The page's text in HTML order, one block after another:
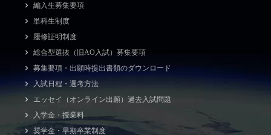
編入生募集要項
単科生制度
履修証明制度
総合型選抜（旧AO入試）募集要項
募集要項・出願時提出書類のダウンロード
入試日程・選考方法
エッセイ（オンライン出願）過去入試問題
入学金・授業料
奨学金・早期卒業制度